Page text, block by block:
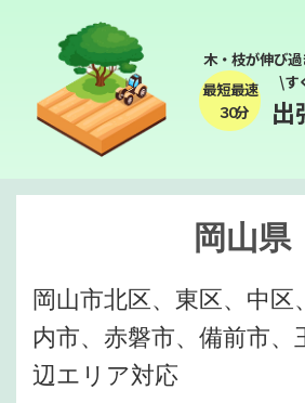
木・枝が伸び
最短最速
３０分
\す
出
岡山県
岡山市北区、東区、中区
内市、赤磐市、備前市、
辺エリア対応